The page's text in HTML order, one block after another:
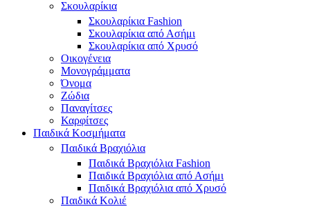
Σκουλαρίκια
Σκουλαρίκια Fashion
Σκουλαρίκια από Ασήμι
Σκουλαρίκια από Χρυσό
Οικογένεια
Μονογράμματα
Όνομα
Ζώδια
Παναγίτσες
Καρφίτσες
Παιδικά Κοσμήματα
Παιδικά Βραχιόλια
Παιδικά Βραχιόλια Fashion
Παιδικά Βραχιόλια από Ασήμι
Παιδικά Βραχιόλια από Χρυσό
Παιδικά Κολιέ